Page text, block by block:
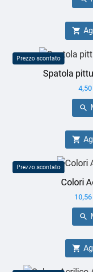

Prezzo scontato
Spatola


Prezzo scontato
Colori

